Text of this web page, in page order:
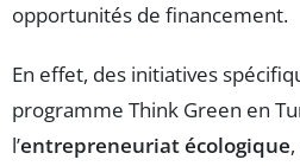
opportunités de financement.
En effet, des initiatives
programme Think Green en
l’entrepreneuriat écologique